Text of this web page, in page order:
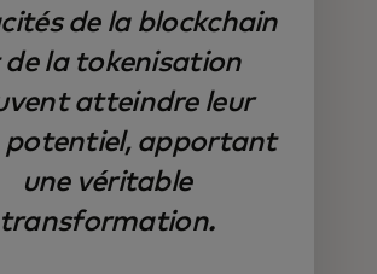
de la blockchain
de la tokenisation
atteindre leur
potentiel, apportant
une véritable
transformation.